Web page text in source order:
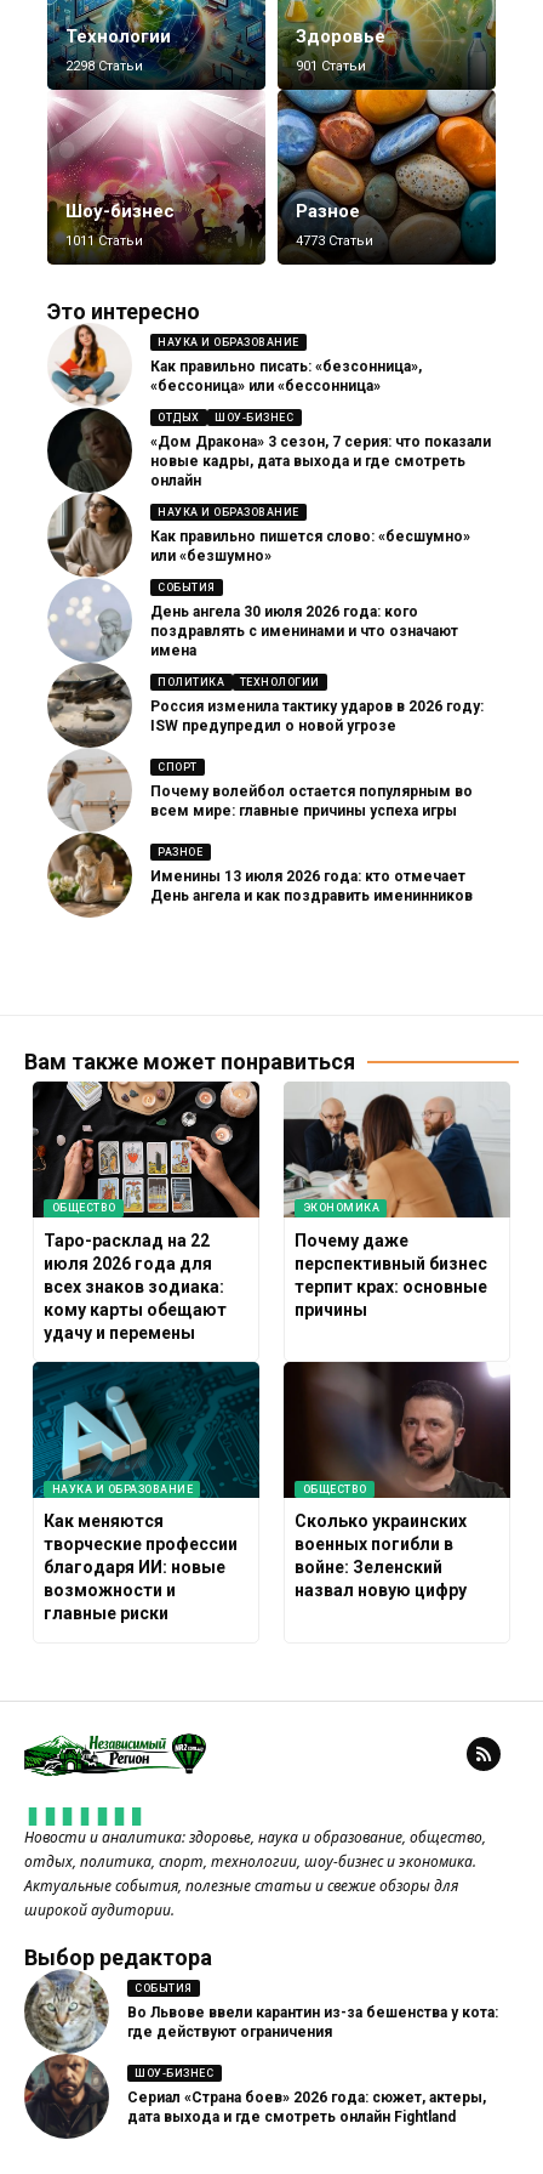
Технологии
2298 Статьи
Здоровье
901 Статьи
Шоу-бизнес
1011 Статьи
Разное
4773 Статьи
Это интересно
НАУКА И ОБРАЗОВАНИЕ
Как правильно писать: «безсонница»,
«бессоница» или «бессонница»
ОТДЫХ ШОУ-БИЗНЕС
«Дом Дракона» 3 сезон, 7 серия: что показали
новые кадры, дата выхода и где смотреть
онлайн
НАУКА И ОБРАЗОВАНИЕ
Как правильно пишется слово: «бесшумно»
или «безшумно»
СОБЫТИЯ
День ангела 30 июля 2026 года: кого
поздравлять с именинами и что означают
имена
ПОЛИТИКА ТЕХНОЛОГИИ
Россия изменила тактику ударов в 2026 году:
ISW предупредил о новой угрозе
СПОРТ
Почему волейбол остается популярным во
всем мире: главные причины успеха игры
РАЗНОЕ
Именины 13 июля 2026 года: кто отмечает
День ангела и как поздравить именинников
Вам также может понравиться
ОБЩЕСТВО
Таро-расклад на 22
июля 2026 года для
всех знаков зодиака:
кому карты обещают
удачу и перемены
ЭКОНОМИКА
Почему даже
перспективный бизнес
терпит крах: основные
причины
НАУКА И ОБРАЗОВАНИЕ
Как меняются
творческие профессии
благодаря ИИ: новые
возможности и
главные риски
ОБЩЕСТВО
Сколько украинских
военных погибли в
войне: Зеленский
назвал новую цифру
Новости и аналитика: здоровье, наука и образование, общество,
отдых, политика, спорт, технологии, шоу-бизнес и экономика.
Актуальные события, полезные статьи и свежие обзоры для
широкой аудитории.
Выбор редактора
СОБЫТИЯ
Во Львове ввели карантин из-за бешенства у кота:
где действуют ограничения
ШОУ-БИЗНЕС
Сериал «Страна боев» 2026 года: сюжет, актеры,
дата выхода и где смотреть онлайн Fightland